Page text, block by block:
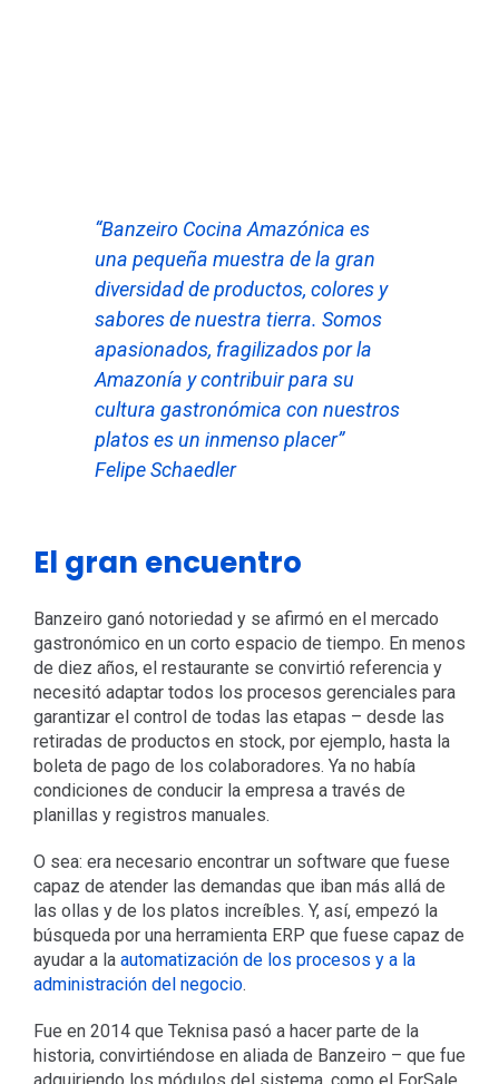
“Banzeiro Cocina Amazónica es
una pequeña muestra de la gran
diversidad de productos, colores y
sabores de nuestra tierra. Somos
apasionados, fragilizados por la
Amazonía y contribuir para su
cultura gastronómica con nuestros
platos es un inmenso placer”
Felipe Schaedler
El gran encuentro
Banzeiro ganó notoriedad y se afirmó en el mercado
gastronómico en un corto espacio de tiempo. En menos
de diez años, el restaurante se convirtió referencia y
necesitó adaptar todos los procesos gerenciales para
garantizar el control de todas las etapas – desde las
retiradas de productos en stock, por ejemplo, hasta la
boleta de pago de los colaboradores. Ya no había
condiciones de conducir la empresa a través de
planillas y registros manuales.
O sea: era necesario encontrar un software que fuese
capaz de atender las demandas que iban más allá de
las ollas y de los platos increíbles. Y, así, empezó la
búsqueda por una herramienta ERP que fuese capaz de
ayudar a la automatización de los procesos y a la
administración del negocio.
Fue en 2014 que Teknisa pasó a hacer parte de la
historia, convirtiéndose en aliada de Banzeiro – que fue